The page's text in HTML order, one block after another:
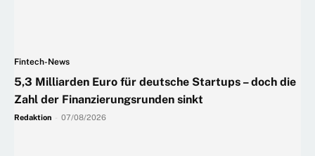
Fintech-News
5,3 Milliarden Euro für deutsche Startups – doch die
Zahl der Finanzierungsrunden sinkt
Redaktion 07/08/2026